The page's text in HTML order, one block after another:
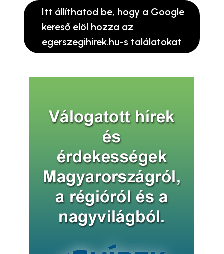
Itt állíthatod be, hogy a Google
kereső elöl hozza az
egerszegihirek.hu-s találatokat